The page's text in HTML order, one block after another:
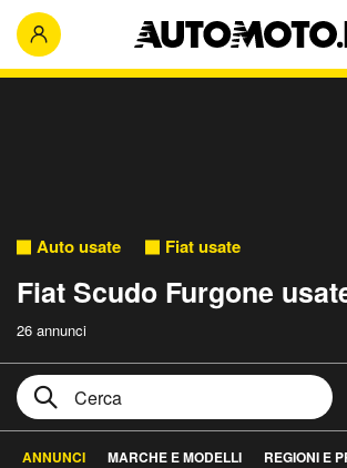
Auto usate Fiat usate
Fiat Scudo Furgone
26 annunci
ANNUNCI MARCHE E MODELLI REGIONI E